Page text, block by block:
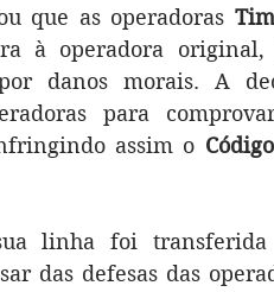
que as operadoras Tim
danos morais. A
para
assim o
linha foi transferida
das defesas das